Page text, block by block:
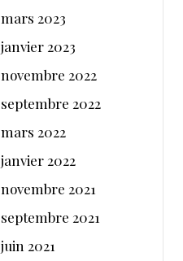
mars 2023
janvier 2023
novembre 2022
septembre 2022
mars 2022
janvier 2022
novembre 2021
septembre 2021
juin 2021